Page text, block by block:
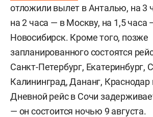
отложили вылет в Анталью, на 3
на 2 часа — в Москву, на 1,5 часа
Новосибирск. Кроме того, позже
запланированного состоятся
Санкт-Петербург, Екатеринбург,
Калининград, Дананг,
Дневной рейс в Сочи
— он состоится ночью 9 августа.